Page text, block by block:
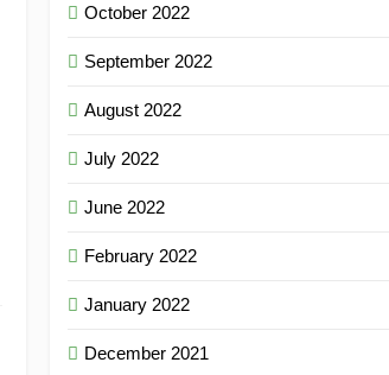
October 2022
September 2022
August 2022
July 2022
June 2022
February 2022
January 2022
December 2021